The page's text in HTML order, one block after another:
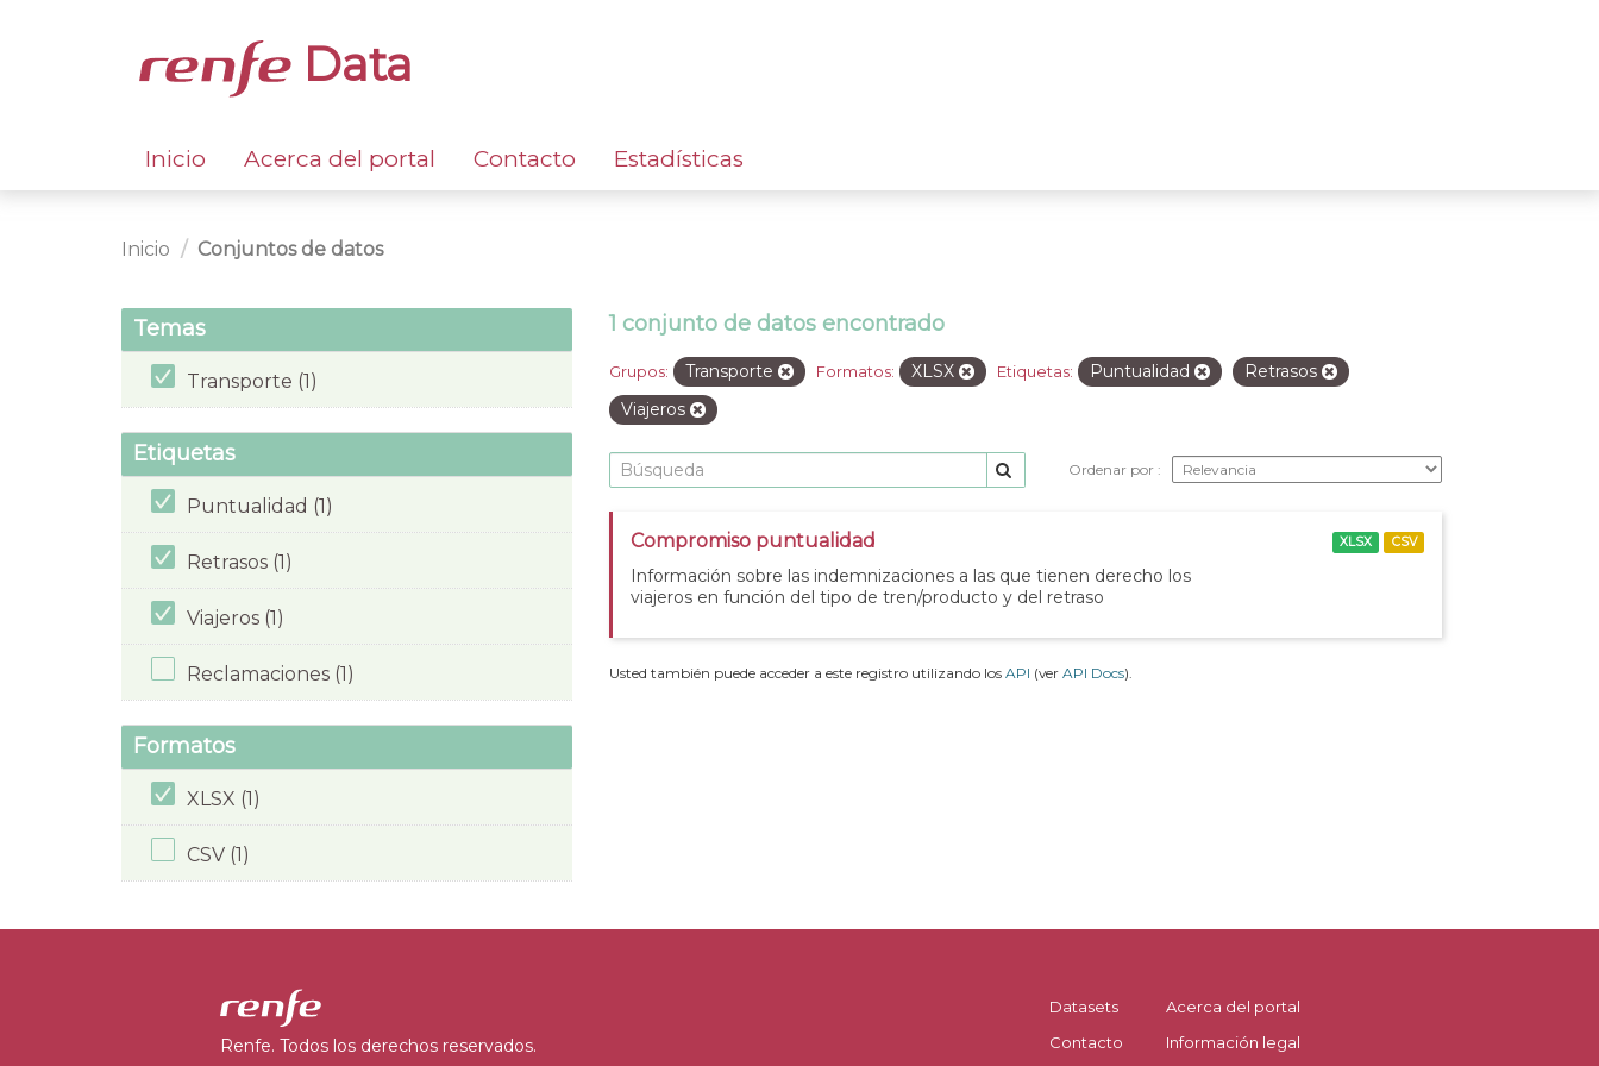
Data
Inicio Acerca del portal Contacto Estadísticas
Inicio Conjuntos de datos
Temas
Transporte (1)
Etiquetas
Puntualidad (1)
Retrasos (1)
Viajeros (1)
Reclamaciones (1)
Formatos
XLSX (1)
CSV (1)
1 conjunto de datos encontrado
Grupos: Transporte Formatos: XLSX Etiquetas: Puntualidad
Retrasos
Viajeros
Ordenar por
Compromiso puntualidad
Información sobre las indemnizaciones a las que tienen derecho los
viajeros en función del tipo de tren/producto y del retraso
XLSX CSV
Usted también puede acceder a este registro utilizando los API (ver API Docs).
Renfe. Todos los derechos reservados.
Datasets
Contacto
Acerca del portal
Información legal